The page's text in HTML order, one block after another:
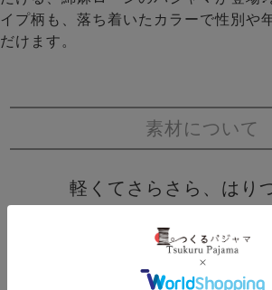
イプ柄も、落ち着いたカラーで性別や
だけます。
素材について
軽くてさらさら、はり
- Point.01 -